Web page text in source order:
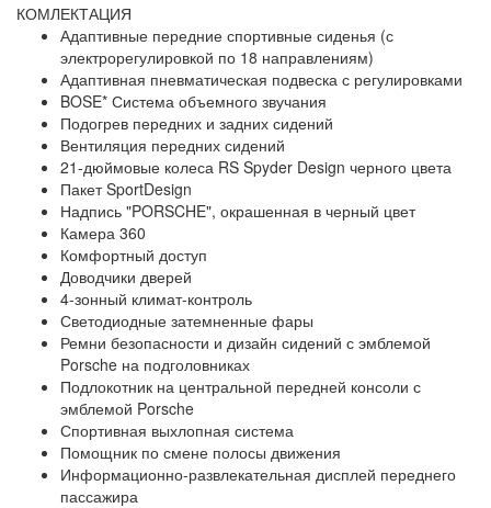
КОМЛЕКТАЦИЯ
Адаптивные передние спортивные сиденья (с
электрорегулировкой по 18 направлениям)
Адаптивная пневматическая подвеска с регулировками
BOSE* Система объемного звучания
Подогрев передних и задних сидений
Вентиляция передних сидений
21-дюймовые колеса RS Spyder Design черного цвета
Пакет SportDesign
Надпись "PORSCHE", окрашенная в черный цвет
Камера 360
Комфортный доступ
Доводчики дверей
4-зонный климат-контроль
Светодиодные затемненные фары
Ремни безопасности и дизайн сидений с эмблемой
Porsche на подголовниках
Подлокотник на центральной передней консоли с
эмблемой Porsche
Спортивная выхлопная система
Помощник по смене полосы движения
Информационно-развлекательная дисплей переднего
пассажира